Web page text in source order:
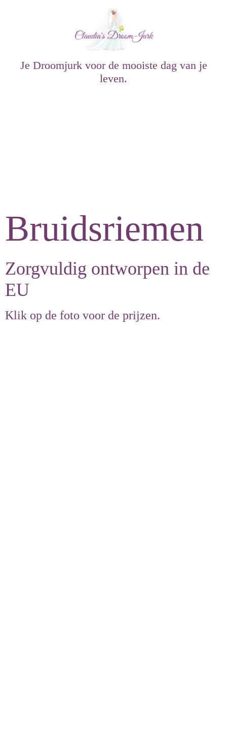
Je Droomjurk voor de mooiste dag van je
leven.
Bruidsriemen
Zorgvuldig ontworpen in de
EU
Klik op de foto voor de prijzen.